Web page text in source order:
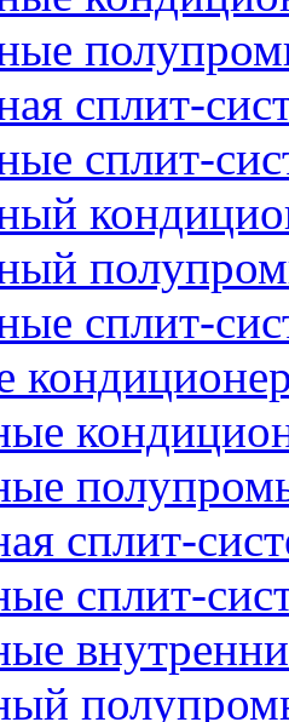
сплит-
сплит-
сплит-
сплит-
сплит-